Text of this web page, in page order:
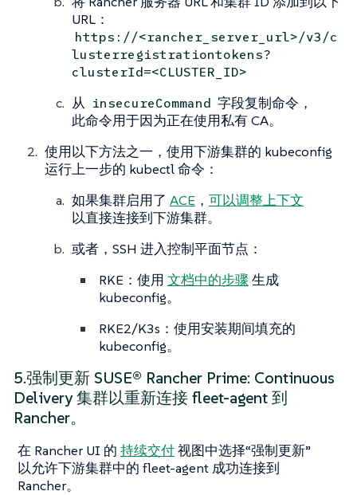
URL：
https://<rancher_server_url>/v3/c
lusterregistrationtokens?
clusterId=<CLUSTER_ID>
从 insecureCommand 字段复制命令，
此命令用于因为正在使用私有 CA。
使用以下方法之一，使用下游集群的 kubeconfig
运行上一步的 kubectl 命令：
如果集群启用了 ACE ， 可以调整上下文
以直接连接到下游集群。
或者，SSH 进入控制平面节点：
RKE：使用 文档中的步骤 生成
kubeconfig。
RKE2/K3s：使用安装期间填充的
kubeconfig。
5.强制更新 SUSE® Rancher Prime: Continuous
Delivery 集群以重新连接 fleet-agent 到
Rancher。
在 Rancher UI 的 持续交付视图中选择“强制更新”
以允许下游集群中的 fleet-agent 成功连接到
Rancher。